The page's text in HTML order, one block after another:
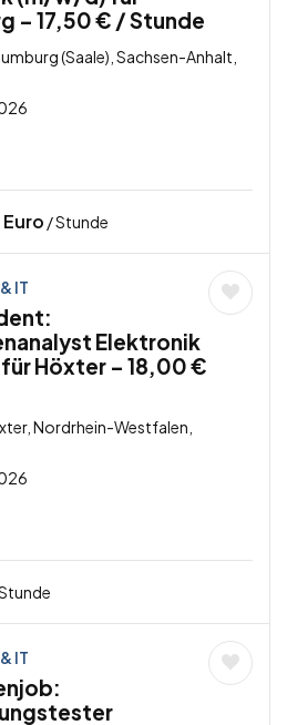
– 17,50 € / Stunde
(Saale), Sachsen-Anhalt,
Euro / Stunde
IT
Elektronik
Höxter – 18,00 €
Nordrhein-Westfalen,
IT